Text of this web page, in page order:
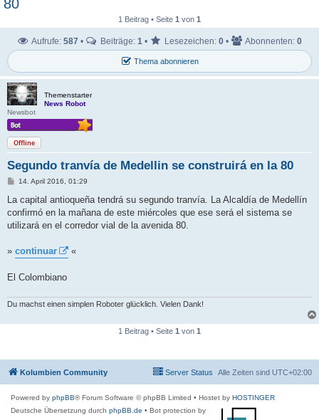
80
1 Beitrag • Seite 1 von 1
Thema abonnieren
Aufrufe: 587 • Beiträge: 1 • Lesezeichen: 0 • Abonnenten: 0
Themenstarter
News Robot
Newsbot
Offline
Segundo tranvía de Medellin se construirá en la 80
B
i
r
a
14. April 2016, 01:29
La capital antioqueña tendrá su segundo tranvía. La Alcaldía de Medellín
confirmó en la mañana de este miércoles que ese será el sistema se
utilizará en el corredor vial de la avenida 80.
» continuar «
El Colombiano
Du machst einen simplen Roboter glücklich. Vielen Dank!
1 Beitrag • Seite 1 von 1
Kolumbien Community Alle Zeiten sind UTC+02:00
Server Status
Powered by phpBB® Forum Software © phpBB Limited • Hostet by HOSTINGER
Deutsche Übersetzung durch phpBB.de • Bot protection by